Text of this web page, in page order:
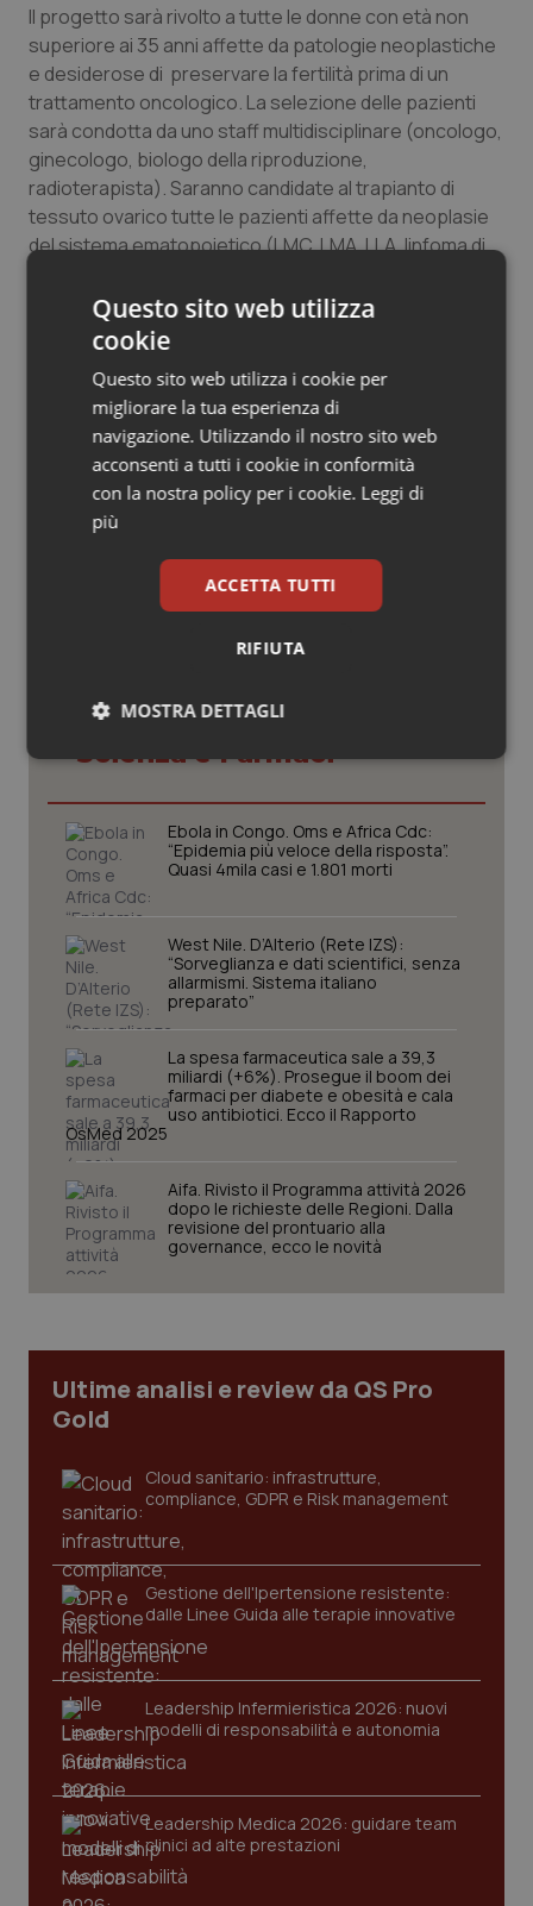
Salute orale & impianti
Sangue & coagulazione
Tiroide
Tumore al seno
Tumori del Polmone & Testa Collo
Tumori gastrointestinali
Ulcera & Reflusso
Vaccini
Il progetto sarà rivolto a tutte le donne con età non
superiore ai 35 anni affette da patologie neoplastiche
e desiderose di preservare la fertilità prima di un
trattamento oncologico. La selezione delle pazienti
sarà condotta da uno staff multidisciplinare (oncologo,
ginecologo, biologo della riproduzione,
radioterapista). Saranno candidate al trapianto di
tessuto ovarico tutte le pazienti affette da neoplasie
del sistema ematopoietico (LMC, LMA, LLA, linfoma di
tumore di Wilms, sarcoma di Ewing, osteosarcoma,
carcinoma cervicale agli stadi iniziali sottoposte a
19 Aprile 2011
© Riproduzione riservata
Potrebbe interessarti in
Scienza e Farmaci
Ebola in Congo. Oms e Africa Cdc:
“Epidemia più veloce della risposta”.
Quasi 4mila casi e 1.801 morti
West Nile. D’Alterio (Rete IZS):
“Sorveglianza e dati scientifici, senza
allarmismi. Sistema italiano
preparato”
La spesa farmaceutica sale a 39,3
miliardi (+6%). Prosegue il boom dei
farmaci per diabete e obesità e cala
uso antibiotici. Ecco il Rapporto
OsMed 2025
Aifa. Rivisto il Programma attività 2026
dopo le richieste delle Regioni. Dalla
revisione del prontuario alla
governance, ecco le novità
Ultime analisi e review da QS Pro
Gold
Cloud sanitario: infrastrutture,
compliance, GDPR e Risk management
Gestione dell'Ipertensione resistente:
dalle Linee Guida alle terapie innovative
Leadership Infermieristica 2026: nuovi
modelli di responsabilità e autonomia
Leadership Medica 2026: guidare team
clinici ad alte prestazioni
Questo sito web utilizza
cookie
Questo sito web utilizza i cookie per
migliorare la tua esperienza di
navigazione. Utilizzando il nostro sito web
acconsenti a tutti i cookie in conformità
con la nostra policy per i cookie. Leggi di
più
ACCETTA TUTTI
RIFIUTA
MOSTRA DETTAGLI
Necessari Statistici Marketing
I cookie necessari contribuiscono a rendere fruibile il
sito web abilitandone funzionalità di base quali la
navigazione sulle pagine e l'accesso alle aree
protette del sito. Il sito web non è in grado di
funzionare correttamente senza questi cookie.
Nome
Fornitore /Dominio
VISITOR_PRIVACY_METADATA
YouTube
CookieScriptConsent
CookieScript
tracking-enable